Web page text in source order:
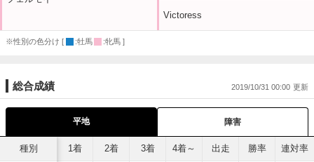
Victoress
※性別の色分け [ :牡馬 :牝馬 ]
総合成績 2019/10/31 00:00
平地 障害
種別 1着 2着 3着 4着～ 出走 勝率 連対率